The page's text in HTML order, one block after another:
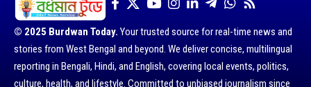
© 2025 Burdwan Today. Your trusted source for real-time news and
stories from West Bengal and beyond. We deliver concise, multilingual
reporting in Bengali, Hindi, and English, covering local events, politics,
culture, health, and lifestyle. Committed to unbiased journalism since